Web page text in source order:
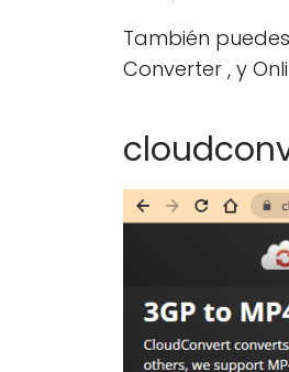
También
Converter , y